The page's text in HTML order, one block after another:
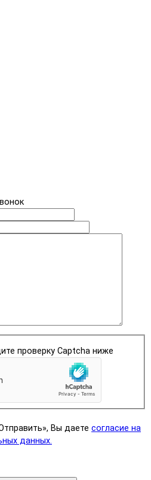
проверку Captcha ниже
Вы даете согласие на
данных.